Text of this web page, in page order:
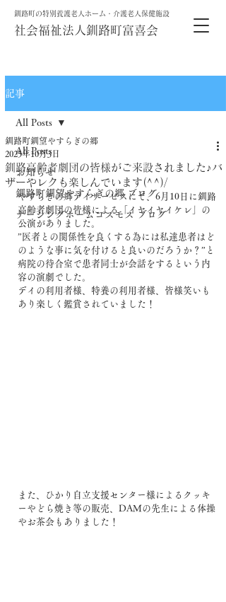
釧路町の特別養護老人ホーム・介護老人保健施設
社会福祉法人釧路町富喜会
記事
All Posts
お知らせ
釧路町釧望やすらぎの郷 ブログ
ナーシングホームコスモス ブログ
All Posts
釧路高齢者劇団の皆様がご来設されました♪バ
ザーやレクも楽しんでいます(^^)/
釧路町釧望やすらぎの郷
2025年10月3日
やすらぎの郷デイサービスにて、6月10日に釧路
高齢者劇団の皆様による「イヤイヤイケレ」の
公演がありました。
”医者との関係性を良くする為には私達患者はど
のような事に気を付けると良いのだろうか？”と
病院の待合室で患者同士が会話をするという内
容の演劇でした。
デイの利用者様、特養の利用者様、皆様笑いも
あり楽しく鑑賞されていました！
また、ひかり自立支援センター様によるクッキ
ーやどら焼き等の販売、DAMの先生による体操
やお茶会もありました！